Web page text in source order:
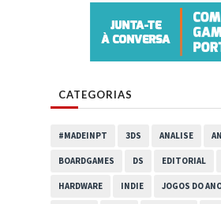
CATEGORIAS
#MADEINPT 3DS ANALISE
BOARDGAMES DS EDITORIAL
HARDWARE INDIE JOGOS DO